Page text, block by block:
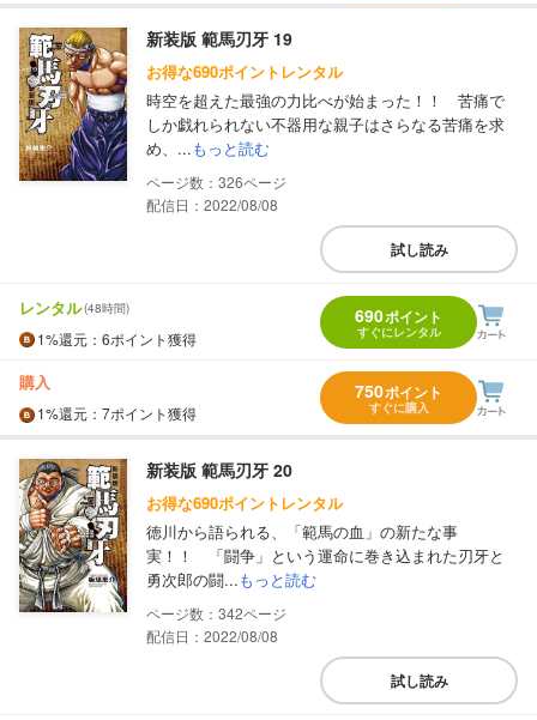
新装版 範馬刃牙 19
お得な690ポイントレンタル
時空を超えた最強の力比べが始まった！！ 苦痛で
しか戯れられない不器用な親子はさらなる苦痛を求
め、...もっと読む
326
配信日：2022/08/08
試し読み
レンタル(48時間)
1%還元 ：6ポイント獲得
690ポイント
すぐにレンタル
購入
1%還元 ：7ポイント獲得
750ポイント
すぐに購入
新装版 範馬刃牙 20
お得な690ポイントレンタル
徳川から語られる、「範馬の血」の新たな事
実！！ 「闘争」という運命に巻き込まれた刃牙と
勇次郎の闘...もっと読む
342
配信日：2022/08/08
試し読み